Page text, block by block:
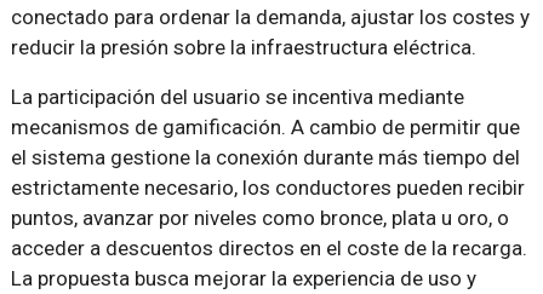
conectado para ordenar la demanda, ajustar los costes y
reducir la presión sobre la infraestructura eléctrica.
La participación del usuario se incentiva mediante
mecanismos de gamificación. A cambio de permitir que
el sistema gestione la conexión durante más tiempo del
estrictamente necesario, los conductores pueden recibir
puntos, avanzar por niveles como bronce, plata u oro, o
acceder a descuentos directos en el coste de la recarga.
La propuesta busca mejorar la experiencia de uso y